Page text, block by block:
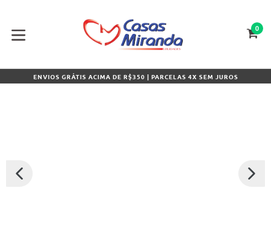
conteúdo
0
ENVIOS GRÁTIS ACIMA DE R$350 | PARCELAS 4X SEM JUROS